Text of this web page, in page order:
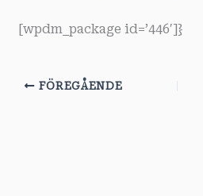
[wpdm_package id=’446′]}
FÖREGÅENDE